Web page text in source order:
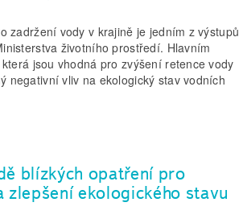
zadržení vody v krajině je jedním z výstupů
životního prostředí. Hlavním
jsou vhodná pro zvýšení retence vody
negativní vliv na ekologický stav vodních
blízkých opatření pro
ekologického stavu